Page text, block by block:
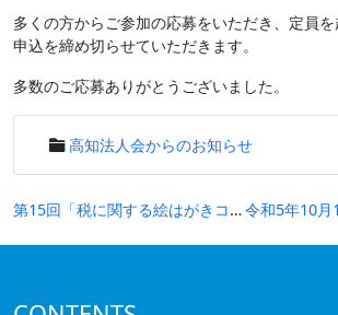
多くの方からご参加の応募をいただき、定員を
申込を締め切らせていただきます。
多数のご応募ありがとうございました。
高知法人会からのお知らせ
投
稿
第15回「税に関する絵はがきコンクール」の募集について